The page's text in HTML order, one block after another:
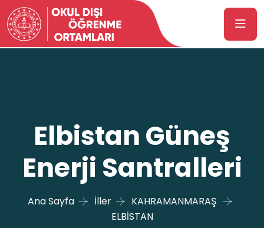
Elbistan Güneş
Enerji Santralleri
Ana Sayfa İller
KAHRAMANMARAŞ
ELBİSTAN